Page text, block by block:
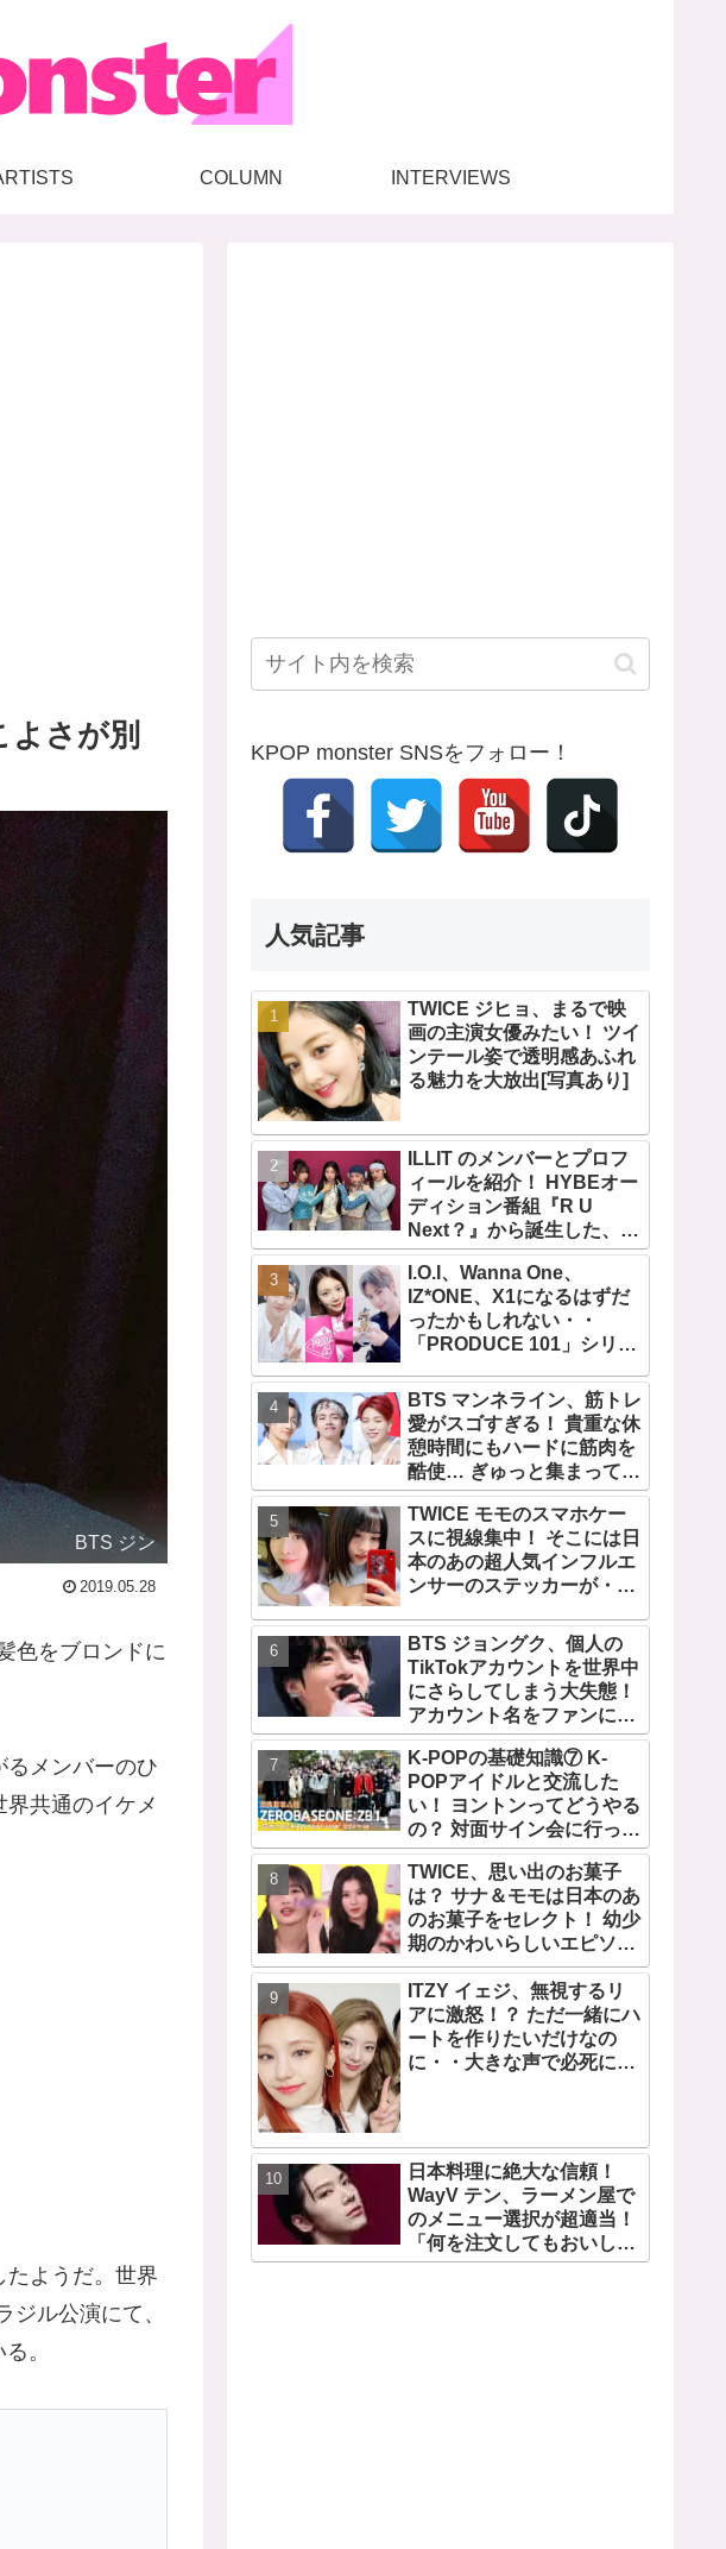
COLUMN INTERVIEWS
さが別
BTS ジン
2019.05.28
色をブロンドに
るメンバーのひ
共通のイケメ
たようだ。世界
ジル公演にて、
。
KPOP monster SNSをフォロー！
人気記事
TWICE ジヒョ、まるで映
画の主演女優みたい！ ツイ
ンテール姿で透明感あふれ
る魅力を大放出[写真あり]
ILLIT のメンバーとプロフ
ィールを紹介！ HYBEオー
ディション番組『R U
Next？』から誕生した、日
本人のイロハとモカを含む
5人組ガールズグループ！
デビュー曲「Magnetic」が
いきなりの大ヒット
I.O.I、Wanna One、
IZ*ONE、X1になるはずだ
ったかもしれない・・
「PRODUCE 101」シリー
せられた練習生12人の氏名
が公表
BTS マンネライン、筋トレ
愛がスゴすぎる！ 貴重な休
憩時間にもハードに筋肉を
酷使… ぎゅっと集まってお
互いの体に負荷をかけあう
３人のトレーニング風景が
かわいすぎるとファンくぎ
づけ
TWICE モモのスマホケー
スに視線集中！ そこには日
本のあの超人気インフルエ
ンサーのステッカーが・・
るその人物は大よろこび！
まさに「成功したファン」
だと話題沸騰
BTS ジョングク、個人の
TikTokアカウントを世界中
にさらしてしまう大失態！
アカウント名をファンにい
じられてタジタジに
K-POPの基礎知識⑦ K-
POPアイドルと交流した
い！ ヨントンってどうやる
の？ 対面サイン会に行って
みたい！ ショケ、お見送り
会、握手会・・・リリース
イベントあれこれを紹介
TWICE、思い出のお菓子
は？ サナ＆モモは日本のあ
のお菓子をセレクト！ 幼少
期のかわいらしいエピソー
ドも公開
ITZY イェジ、無視するリ
アに激怒！？ ただ一緒にハ
ートを作りたいだけなの
に・・大きな声で必死にア
日本料理に絶大な信頼！
WayV テン、ラーメン屋で
のメニュー選択が超適当！
「何を注文してもおいしい
から・・」日本の食べ物に